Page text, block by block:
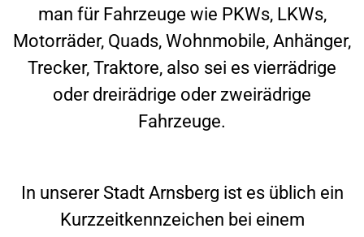
man für Fahrzeuge wie PKWs, LKWs,
Motorräder, Quads, Wohnmobile, Anhänger,
Trecker, Traktore, also sei es vierrädrige
oder dreirädrige oder zweirädrige
Fahrzeuge.
In unserer Stadt Arnsberg ist es üblich ein
Kurzzeitkennzeichen bei einem